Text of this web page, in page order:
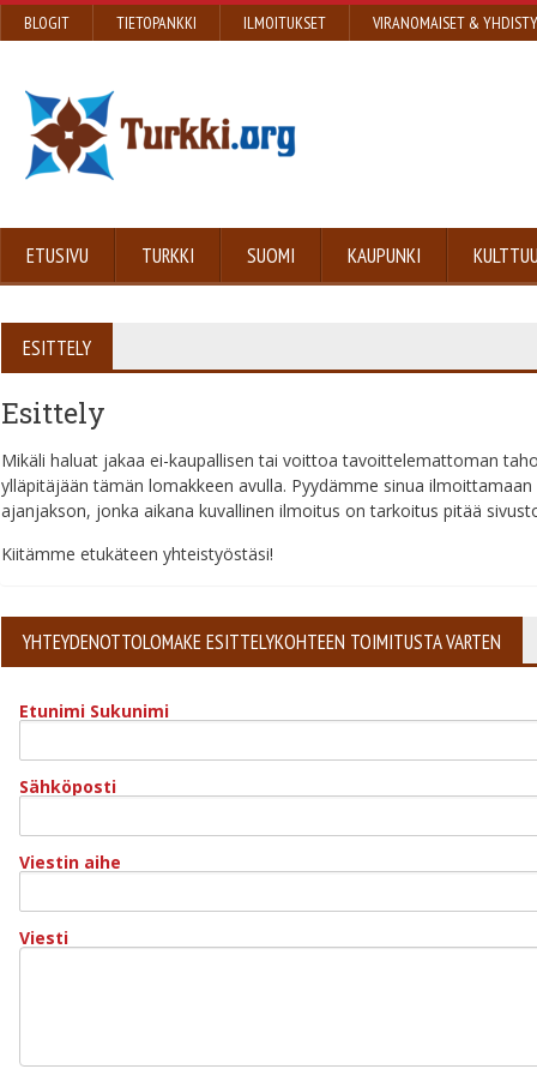
BLOGIT TIETOPANKKI ILMOITUKSET VIRANOMAISET &
ETUSIVU TURKKI SUOMI KAUPUNKI
ESITTELY
Esittely
Mikäli haluat jakaa ei-kaupallisen tai voittoa tavoittelemattoman
ylläpitäjään tämän lomakkeen avulla. Pyydämme sinua
ajanjakson, jonka aikana kuvallinen ilmoitus on tarkoitus pitää
Kiitämme etukäteen yhteistyöstäsi!
YHTEYDENOTTOLOMAKE ESITTELYKOHTEEN TOIMITUSTA VARTEN
Etunimi Sukunimi
Sähköposti
Viestin aihe
Viesti